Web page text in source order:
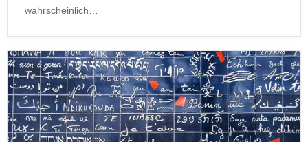
wahrscheinlich…